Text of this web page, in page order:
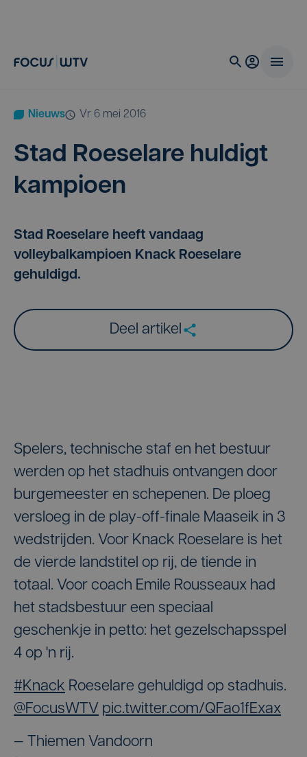
Nieuws vr 6 mei 2016
Stad Roe­se­la­re hul­digt
kampioen
Stad Roeselare heeft vandaag
volleybalkampioen Knack Roeselare
gehuldigd.
Deel artikel
Spelers, technische staf en het bestuur
werden op het stadhuis ontvangen door
burgemeester en schepenen. De ploeg
versloeg in de play-off-finale Maaseik in 3
wedstrijden. Voor Knack Roeselare is het
de vierde landstitel op rij, de tiende in
totaal. Voor coach Emile Rousseaux had
het stadsbestuur een speciaal
geschenkje in petto: het gezelschapsspel
4 op 'n rij.
#Knack Roeselare gehuldigd op stadhuis.
@FocusWTV pic.twitter.com/QFao1fExax
— Thiemen Vandoorn